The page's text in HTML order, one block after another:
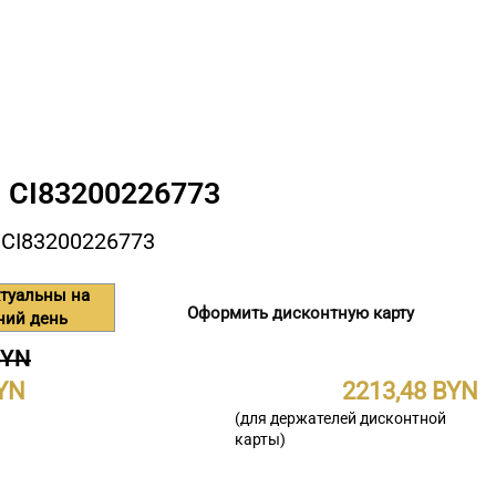
на
день
Оформить дисконтную карту
2213,48
(для держателей дисконтной
карты)